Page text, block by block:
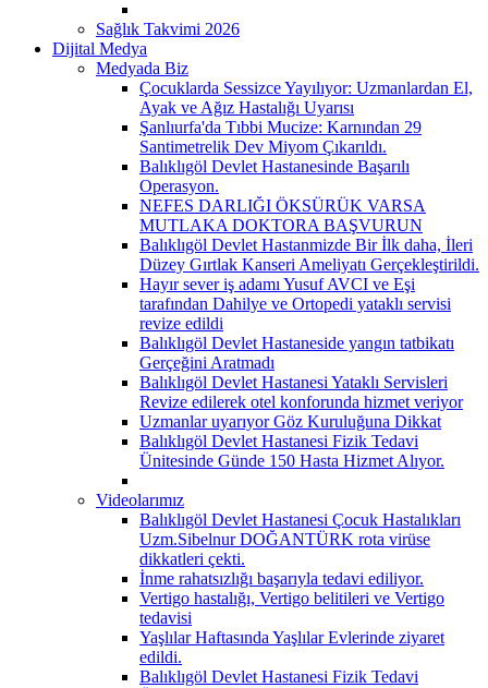
Sağlık Takvimi 2026
Dijital Medya
Medyada Biz
Çocuklarda Sessizce Yayılıyor: Uzmanlardan El,
Ayak ve Ağız Hastalığı Uyarısı
Şanlıurfa'da Tıbbi Mucize: Karnından 29
Santimetrelik Dev Miyom Çıkarıldı.
Balıklıgöl Devlet Hastanesinde Başarılı
Operasyon.
NEFES DARLIĞI ÖKSÜRÜK VARSA
MUTLAKA DOKTORA BAŞVURUN
Balıklıgöl Devlet Hastanmizde Bir İlk daha, İleri
Düzey Gırtlak Kanseri Ameliyatı Gerçekleştirildi.
Hayır sever iş adamı Yusuf AVCI ve Eşi
tarafından Dahilye ve Ortopedi yataklı servisi
revize edildi
Balıklıgöl Devlet Hastaneside yangın tatbikatı
Gerçeğini Aratmadı
Balıklıgöl Devlet Hastanesi Yataklı Servisleri
Revize edilerek otel konforunda hizmet veriyor
Uzmanlar uyarıyor Göz Kuruluğuna Dikkat
Balıklıgöl Devlet Hastanesi Fizik Tedavi
Ünitesinde Günde 150 Hasta Hizmet Alıyor.
Videolarımız
Balıklıgöl Devlet Hastanesi Çocuk Hastalıkları
Uzm.Sibelnur DOĞANTÜRK rota virüse
dikkatleri çekti.
İnme rahatsızlığı başarıyla tedavi ediliyor.
Vertigo hastalığı, Vertigo belitileri ve Vertigo
tedavisi
Yaşlılar Haftasında Yaşlılar Evlerinde ziyaret
edildi.
Balıklıgöl Devlet Hastanesi Fizik Tedavi